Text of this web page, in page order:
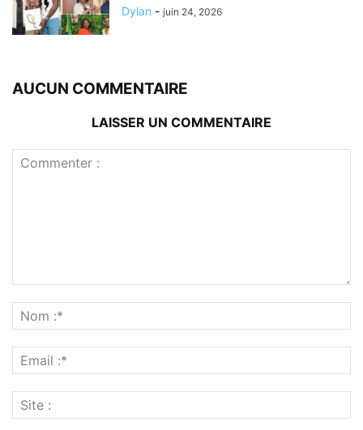
Dylan - juin 24, 2026
AUCUN COMMENTAIRE
LAISSER UN COMMENTAIRE